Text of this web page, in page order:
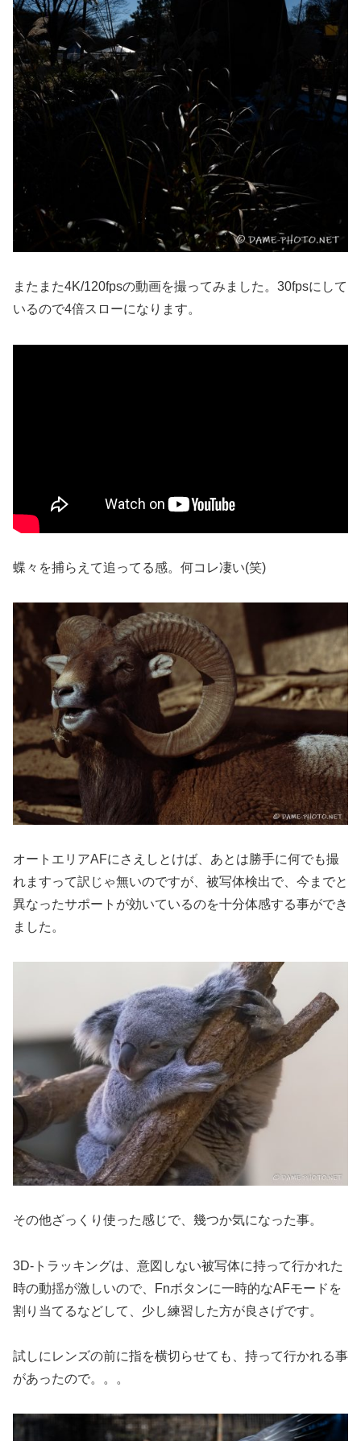
またまた4K/120fpsの動画を撮ってみました。30fpsにして
いるので4倍スローになります。
蝶々を捕らえて追ってる感。何コレ凄い(笑)
オートエリアAFにさえしとけば、あとは勝手に何でも撮
れますって訳じゃ無いのですが、被写体検出で、今までと
異なったサポートが効いているのを十分体感する事ができ
ました。
その他ざっくり使った感じで、幾つか気になった事。
3D-トラッキングは、意図しない被写体に持って行かれた
時の動揺が激しいので、Fnボタンに一時的なAFモードを
割り当てるなどして、少し練習した方が良さげです。
試しにレンズの前に指を横切らせても、持って行かれる事
があったので。。。